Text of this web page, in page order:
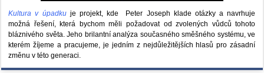
Kultura v úpadkuje projekt, kde Peter Joseph klade otázky a navrhuje
možná řešení, která bychom měli požadovat od zvolených vůdců tohoto
bláznivého světa. Jeho brilantní analýza současného směšného systému, ve
kterém žíjeme a pracujeme, je jedním z nejdůležitějších hlasů pro zásadní
změnu v této generaci.